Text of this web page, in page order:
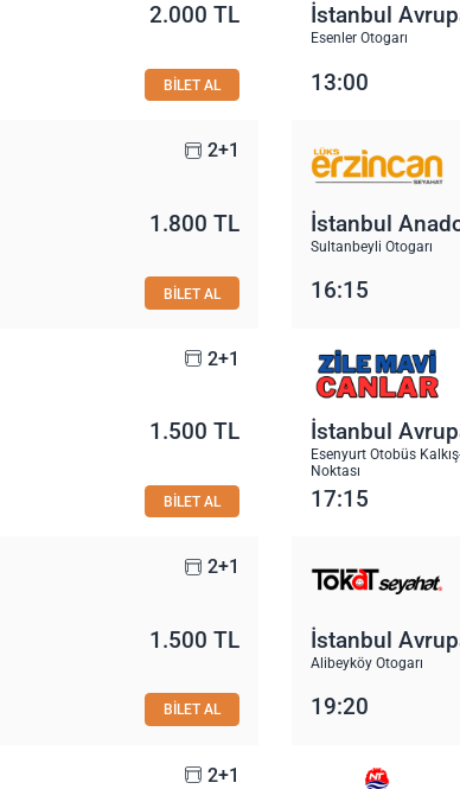
2.000 TL
BİLET AL
İstanbul
Esenler Otogarı
13:00
2+1
1.800 TL
BİLET AL
İstanbul
Sultanbeyli Otogarı
16:15
2+1
1.500 TL
BİLET AL
İstanbul
Esenyurt Otobüs
Noktası
17:15
2+1
1.500 TL
BİLET AL
İstanbul
Alibeyköy Otogarı
19:20
2+1